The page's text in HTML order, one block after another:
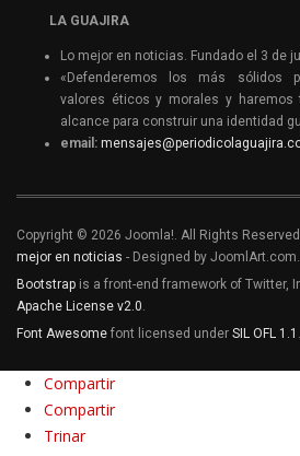
LA GUAJIRA
Lo mejor en noticias. Fundado el 3 de
«Defenderemos los más sólidos
valores éticos y morales y
alcance para construir una identidad
email:
Copyright © 2026 Joomla!. All Rights
mejor en noticias - Designed by JoomlArt.com.
Bootstrap is a front-end framework of Twitter,
Apache License v2.0
Font Awesome font licensed under SIL OFL 1.1
Compartir
Compartir
Trinar